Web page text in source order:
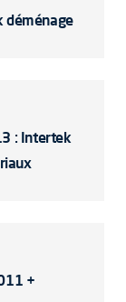
déménage
: Intertek
+